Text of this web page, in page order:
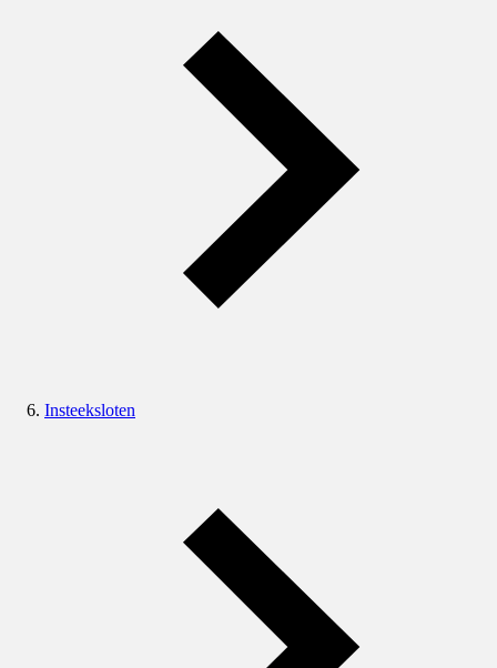
Insteeksloten